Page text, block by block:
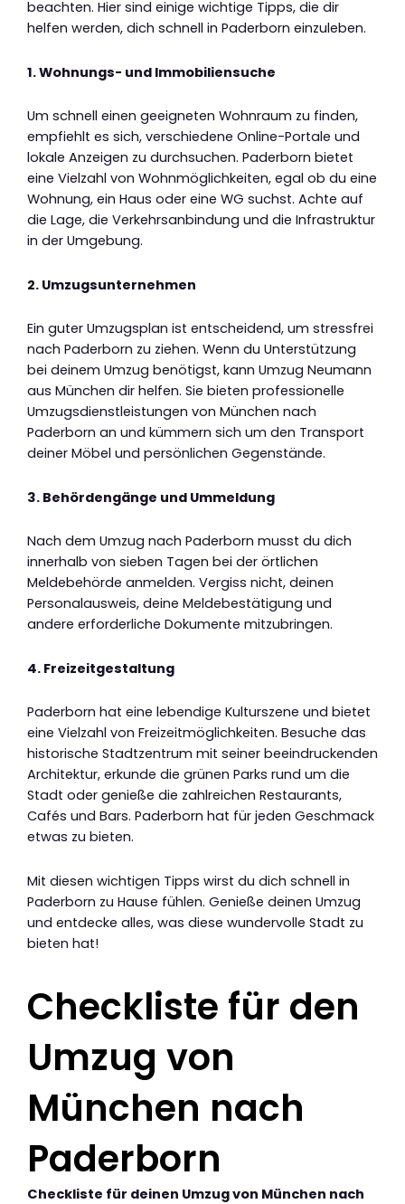
beachten. Hier sind einige wichtige Tipps, die dir
helfen werden, dich schnell in Paderborn einzuleben.
1. Wohnungs- und Immobiliensuche
Um schnell einen geeigneten Wohnraum zu finden,
empfiehlt es sich, verschiedene Online-Portale und
lokale Anzeigen zu durchsuchen. Paderborn bietet
eine Vielzahl von Wohnmöglichkeiten, egal ob du eine
Wohnung, ein Haus oder eine WG suchst. Achte auf
die Lage, die Verkehrsanbindung und die Infrastruktur
in der Umgebung.
2. Umzugsunternehmen
Ein guter Umzugsplan ist entscheidend, um stressfrei
nach Paderborn zu ziehen. Wenn du Unterstützung
bei deinem Umzug benötigst, kann Umzug Neumann
aus München dir helfen. Sie bieten professionelle
Umzugsdienstleistungen von München nach
Paderborn an und kümmern sich um den Transport
deiner Möbel und persönlichen Gegenstände.
3. Behördengänge und Ummeldung
Nach dem Umzug nach Paderborn musst du dich
innerhalb von sieben Tagen bei der örtlichen
Meldebehörde anmelden. Vergiss nicht, deinen
Personalausweis, deine Meldebestätigung und
andere erforderliche Dokumente mitzubringen.
4. Freizeitgestaltung
Paderborn hat eine lebendige Kulturszene und bietet
eine Vielzahl von Freizeitmöglichkeiten. Besuche das
historische Stadtzentrum mit seiner beeindruckenden
Architektur, erkunde die grünen Parks rund um die
Stadt oder genieße die zahlreichen Restaurants,
Cafés und Bars. Paderborn hat für jeden Geschmack
etwas zu bieten.
Mit diesen wichtigen Tipps wirst du dich schnell in
Paderborn zu Hause fühlen. Genieße deinen Umzug
und entdecke alles, was diese wundervolle Stadt zu
bieten hat!
Checkliste für den
Umzug von
München nach
Paderborn
Checkliste für deinen Umzug von München nach